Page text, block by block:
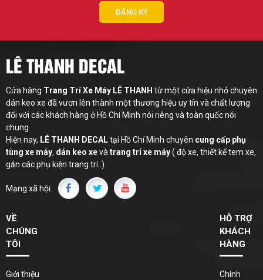
LÊ THANH DECAL
Cửa hàng Trang Trí Xe Máy LÊ THANH từ một cửa hiệu nhỏ chuyên
dán keo xe đã vươn lên thành một thương hiệu uy tín và chất lượng
đối với các khách hàng ở Hồ Chí Minh nói riêng và toàn quốc nói
chung.
Hiện nay, LÊ THANH DECALtại Hồ Chí Minh chuyên cung cấp phụ
tùng xe máy, dán keo xevàtrang trí xe máy( độ xe, thiết kế tem xe,
gắn các phụ kiện trang trí..).
Mạng xã hội:
VỀ
CHÚNG
TÔI
Giới thiệu
HỖ TRỢ
KHÁCH
HÀNG
Chính